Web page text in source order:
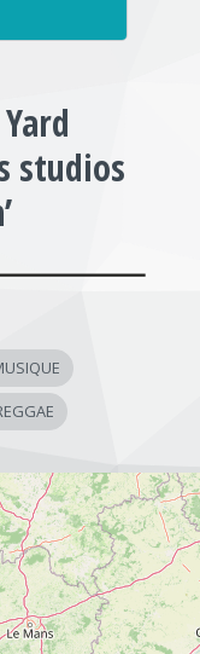
studios